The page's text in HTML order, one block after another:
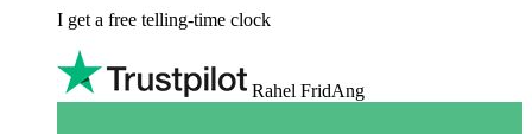
I get a free telling-time clock
Rahel FridAng